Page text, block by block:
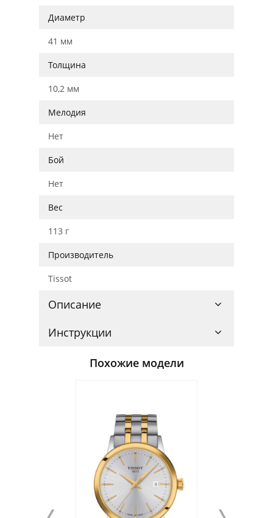
Диаметр
41 мм
Толщина
10,2 мм
Мелодия
Нет
Бой
Нет
Вес
113 г
Производитель
Tissot
Описание
Инструкции
Похожие модели